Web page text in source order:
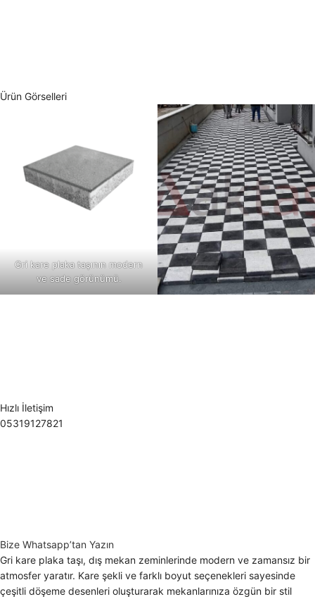
Ürün Görselleri
Gri kare plaka taşının modern
ve sade görünümü.
Hızlı İletişim
05319127821
Bize Whatsapp’tan Yazın
Gri kare plaka taşı, dış mekan zeminlerinde modern ve zamansız bir
atmosfer yaratır. Kare şekli ve farklı boyut seçenekleri sayesinde
çeşitli döşeme desenleri oluşturarak mekanlarınıza özgün bir stil